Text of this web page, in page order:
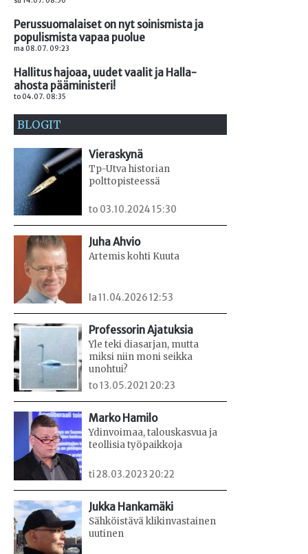
Perussuomalaiset on nyt soinismista ja
populismista vapaa puolue
ma 08.07. 09:23
Hallitus hajoaa, uudet vaalit ja Halla-
ahosta pääministeri!
to 04.07. 08:35
BLOGIT
Vieraskynä
Tp-Utva historian
polttopisteessä
to 03.10.2024 15:30
Juha Ahvio
Artemis kohti Kuuta
la 11.04.2026 12:53
Professorin Ajatuksia
Yle teki diasarjan, mutta
miksi niin moni seikka
unohtui?
to 13.05.2021 20:23
Marko Hamilo
Ydinvoimaa, talouskasvua ja
teollisia työpaikkoja
ti 28.03.2023 20:22
Jukka Hankamäki
Sähköistävä klikinvastainen
uutinen